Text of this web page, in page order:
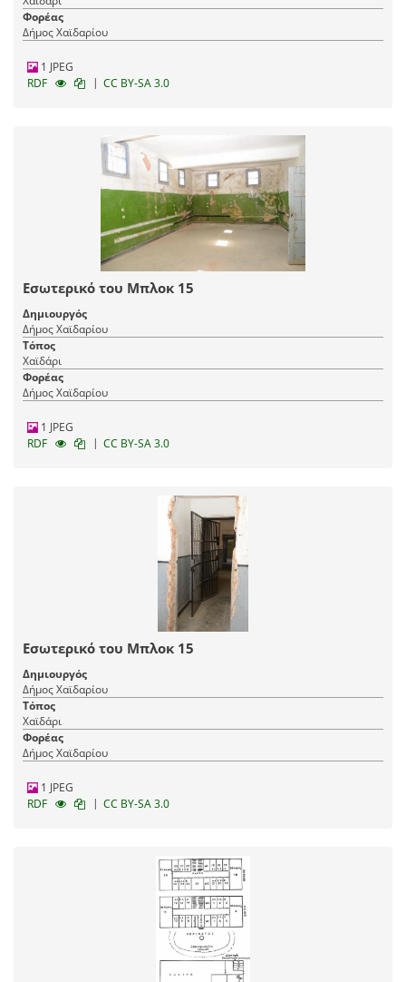
Φορέας
Δήμος Χαϊδαρίου
1 JPEG
RDF
| CC BY-SA 3.0
Εσωτερικό του Μπλοκ 15
Δημιουργός
Δήμος Χαϊδαρίου
Τόπος
Χαϊδάρι
Φορέας
Δήμος Χαϊδαρίου
1 JPEG
RDF
| CC BY-SA 3.0
Εσωτερικό του Μπλοκ 15
Δημιουργός
Δήμος Χαϊδαρίου
Τόπος
Χαϊδάρι
Φορέας
Δήμος Χαϊδαρίου
1 JPEG
RDF
| CC BY-SA 3.0